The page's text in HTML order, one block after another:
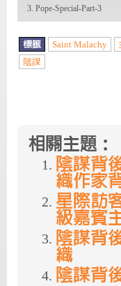
3. Pope-Special-Part-3
標籤 Saint Malachy
陰謀
相關主題：
陰謀背
織作家
星際訪
級嘉賓
陰謀背
織
陰謀背